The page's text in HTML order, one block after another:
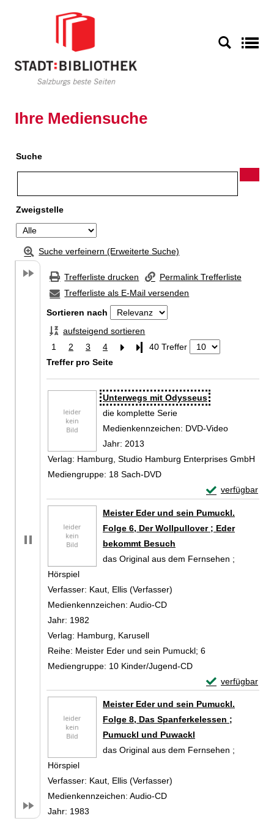
Ihre Mediensuche
Suche
Zweigstelle
Suche verfeinern (Erweiterte Suche)
Trefferliste drucken
Permalink Trefferliste
Trefferliste als E-Mail versenden
Sortieren nach
aufsteigend sortieren
1
2 3 4 Letzte Seite
40 Treffer
Treffer pro Seite
Suchergebnis
Zu den Suchfiltern springen
Unterwegs mit Odysseus
die komplette Serie
Suche nach diesem Verfasser
Medienkennzeichen: DVD-Video
Jahr: 2013
Verlag: Hamburg, Studio Hamburg Enterprises GmbH
Mediengruppe: 18 Sach-DVD
verfügbar
Exemplar-
Meister Eder und sein Pumuckl.
Folge 6, Der Wollpullover ; Eder
bekommt Besuch
das Original aus dem Fernsehen ;
Hörspiel
Verfasser: Kaut, Ellis (Verfasser)
Medienkennzeichen: Audio-CD
Jahr: 1982
Verlag: Hamburg, Karusell
Reihe: Meister Eder und sein Pumuckl; 6
Mediengruppe: 10 Kinder/Jugend-CD
verfügbar
Exemplar-
Meister Eder und sein Pumuckl.
Folge 8, Das Spanferkelessen ;
Pumuckl und Puwackl
das Original aus dem Fernsehen ;
Hörspiel
Verfasser: Kaut, Ellis (Verfasser)
Medienkennzeichen: Audio-CD
Jahr: 1983